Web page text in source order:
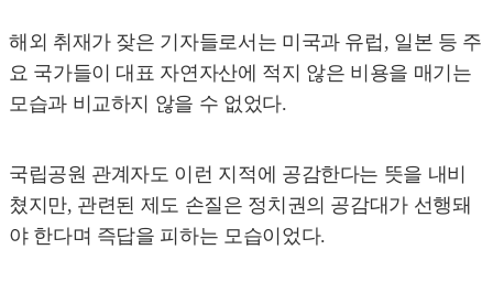
해외 취재가 잦은 기자들로서는 미국과 유럽, 일본 등 주
요 국가들이 대표 자연자산에 적지 않은 비용을 매기는
모습과 비교하지 않을 수 없었다.
국립공원 관계자도 이런 지적에 공감한다는 뜻을 내비
쳤지만, 관련된 제도 손질은 정치권의 공감대가 선행돼
야 한다며 즉답을 피하는 모습이었다.